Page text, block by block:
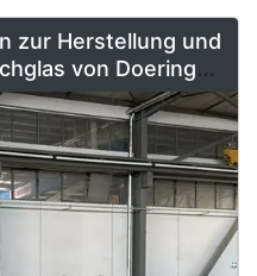
zur Herstellung und
von Doering
erhältlich